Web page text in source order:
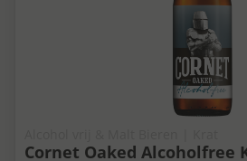
Cornet Oaked Alcoholfree